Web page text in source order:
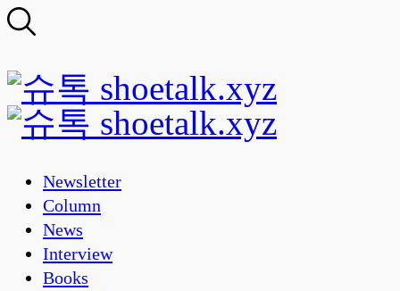
Newsletter
Column
News
Interview
Books